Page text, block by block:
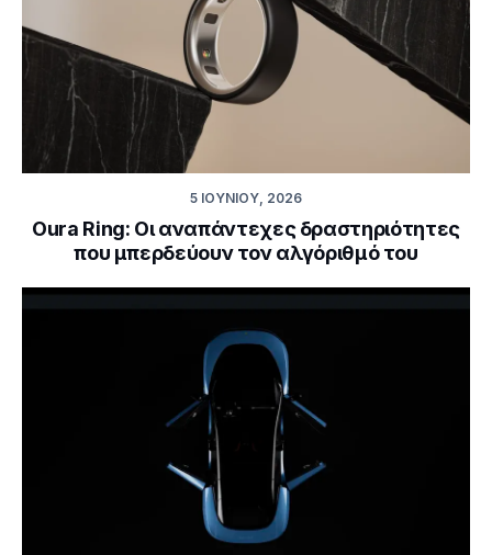
5 ΙΟΥΝΊΟΥ, 2026
Oura Ring: Οι αναπάντεχες δραστηριότητες
που μπερδεύουν τον αλγόριθμό του